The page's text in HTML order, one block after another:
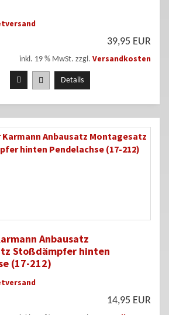
39,95 EUR
inkl. 19 % MwSt. zzgl. Versandkosten
Details
Anbausatz
Stoßdämpfer hinten
(17-212)
14,95 EUR